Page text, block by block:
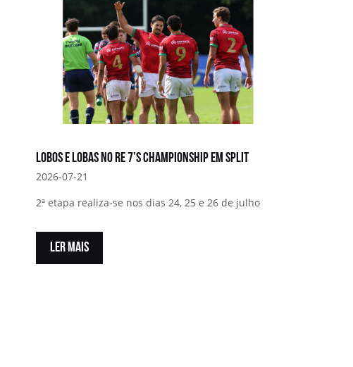
Lobos e Lobas no RE 7’s Championship em Split
2026-07-21
2ª etapa realiza-se nos dias 24, 25 e 26 de julho
LER MAIS